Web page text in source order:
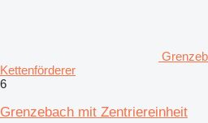
Kettenförderer
6
Grenzebach mit Zentriereinheit